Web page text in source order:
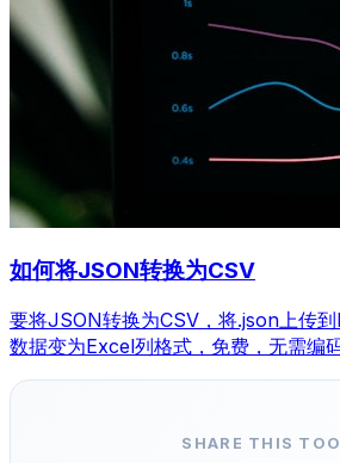
如何将JSON转换为CSV
要将JSON转换为CSV，将.json上传
数据变为Excel列格式，免费，无需编码
SHARE THIS